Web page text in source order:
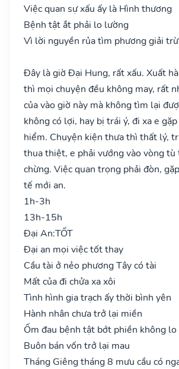
Việc quan sự xấu ấy là Hình thương
Bệnh tật ắt phải lo lường
Vì lời nguyền rủa tìm phương giải
Đây là giờ Đại Hung, rất xấu. Xuất
thì mọi chuyện đều không may, rất
của vào giờ này mà không tìm lại
không có lợi, hay bị trái ý, đi xa e
hiểm. Chuyện kiện thưa thì thất lý,
thua thiệt, e phải vướng vào vòng tù
chừng. Việc quan trọng phải đòn,
tế mới an.
1h-3h
13h-15h
Đại An:TỐT
Đại an mọi việc tốt thay
Cầu tài ở nẻo phương Tây có tài
Mất của đi chửa xa xôi
Tình hình gia trạch ấy thời bình yên
Hành nhân chưa trở lại miền
Ốm đau bệnh tật bớt phiền không lo
Buôn bán vốn trở lại mau
Tháng Giêng tháng 8 mưu cầu có